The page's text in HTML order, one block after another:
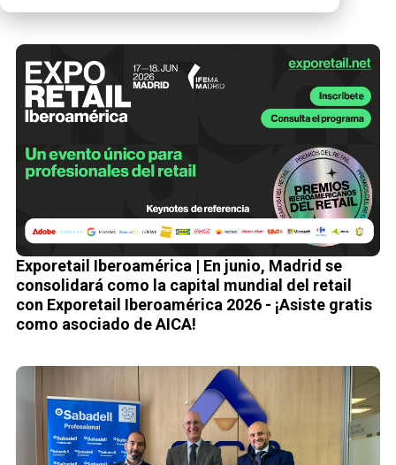
Exporetail Iberoamérica | En junio, Madrid se
consolidará como la capital mundial del retail
con Exporetail Iberoamérica 2026 - ¡Asiste gratis
como asociado de AICA!